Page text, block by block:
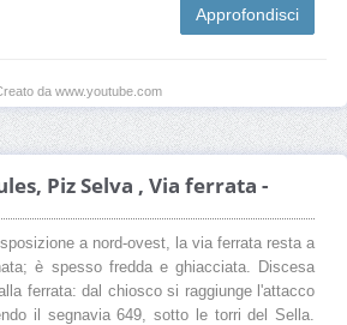
Approfondisci
da www.youtube.com
Piz Selva , Via ferrata -
a nord-ovest, la via ferrata resta a
è spesso fredda e ghiacciata. Discesa
ferrata: dal chiosco si raggiunge l'attacco
il segnavia 649, sotto le torri del Sella.